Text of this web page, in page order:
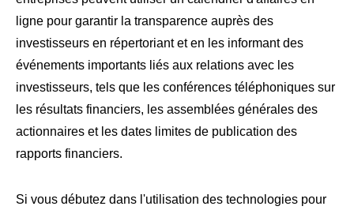
ligne pour garantir la transparence auprès des
investisseurs en répertoriant et en les informant des
événements importants liés aux relations avec les
investisseurs, tels que les conférences téléphoniques sur
les résultats financiers, les assemblées générales des
actionnaires et les dates limites de publication des
rapports financiers.
Si vous débutez dans l'utilisation des technologies pour